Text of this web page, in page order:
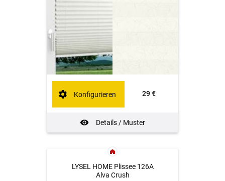
29 €
Details / Muster
Konfigurieren
LYSEL HOME Plissee 126A
Alva Crush